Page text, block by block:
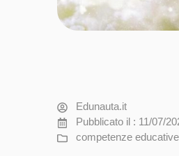
Edunauta.it
Pubblicato il : 11/07/
competenze educative